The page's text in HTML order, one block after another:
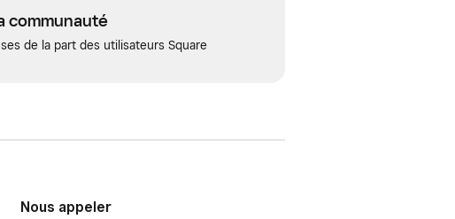
communauté
de la part des utilisateurs Square
Nous appeler